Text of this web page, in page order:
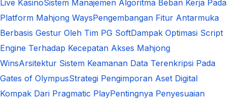
Live KasinoSistem Manajemen Algoritma Beban Kerja Pada
Platform Mahjong WaysPengembangan Fitur Antarmuka
Berbasis Gestur Oleh Tim PG SoftDampak Optimasi Script
Engine Terhadap Kecepatan Akses Mahjong
WinsArsitektur Sistem Keamanan Data Terenkripsi Pada
Gates of OlympusStrategi Pengimporan Aset Digital
Kompak Dari Pragmatic PlayPentingnya Penyesuaian